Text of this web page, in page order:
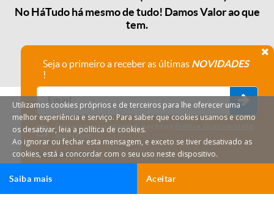
No HáTudo há mesmo de tudo! Damos Valor ao que
tem.
Seja o primeiro a receber as últimas NOVIDADES
!
Declaro que compreendi e aceito a Política de privacidade
do HáTudo.
Anular subscrição
Utilizamos cookies próprios e de terceiros para lhe oferecer uma
melhor experiência e serviço. Para saber que cookies usamos e como
os desativar, leia a política de cookies.
Ao ignorar ou fechar esta mensagem, e exceto se tiver desativado as
cookies, está a concordar com o seu uso neste dispositivo.
Aceitar
Saiba mais